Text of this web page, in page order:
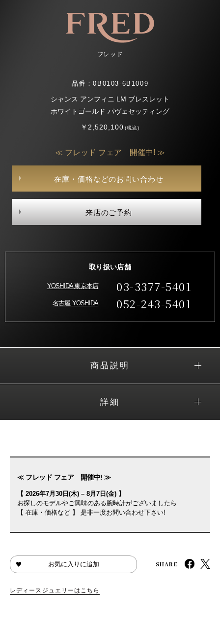
フレッド
品番：0B0103-6B1009
シャンス アンフィニ LM ブレスレット
ホワイトゴールド パヴェセッティング
￥2,520,100(税込)
≪ フレッド フェア 開催中! ≫
在庫・価格などのお問い合わせ
来店のご予約
取り扱い店舗
YOSHIDA 東京本店 03-3377-5401
名古屋 YOSHIDA 052-243-5401
商品説明
詳細
≪ フレッド フェア 開催中! ≫
【 2026年7月30日(木) – 8月7日(金) 】
お探しのモデルやご興味のある腕時計がございましたら
【 在庫・価格など 】 是非一度お問い合わせ下さい!
お気に入りに追加 SHARE
レディースジュエリーはこちら